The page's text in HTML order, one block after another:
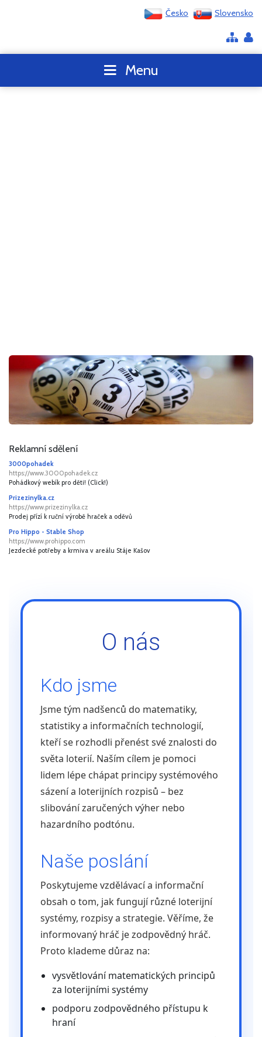
Česko Slovensko
Menu
Reklamní sdělení
3000pohadek
https://www.3000pohadek.cz
Pohádkový webík pro děti! (Click!)
Prizezinylka.cz
https://www.prizezinylka.cz
Prodej přízí k ruční výrobě hraček a oděvů
Pro Hippo - Stable Shop
https://www.prohippo.com
Jezdecké potřeby a krmiva v areálu Stáje Kašov
O nás
Kdo jsme
Jsme tým nadšenců do matematiky,
statistiky a informačních technologií,
kteří se rozhodli přenést své znalosti do
světa loterií. Naším cílem je pomoci
lidem lépe chápat principy systémového
sázení a loterijních rozpisů – bez
slibování zaručených výher nebo
hazardního podtónu.
Naše poslání
Poskytujeme vzdělávací a informační
obsah o tom, jak fungují různé loterijní
systémy, rozpisy a strategie. Věříme, že
informovaný hráč je zodpovědný hráč.
Proto klademe důraz na:
vysvětlování matematických principů
za loterijními systémy
podporu zodpovědného přístupu k
hraní